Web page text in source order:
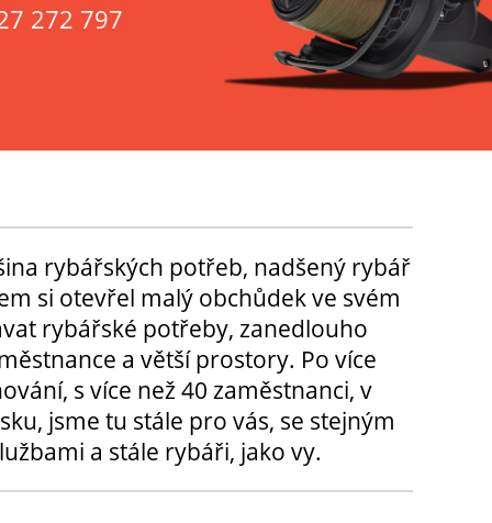
272 797
rybářských potřeb, nadšený rybář
si otevřel malý obchůdek ve svém
rybářské potřeby, zanedlouho
a větší prostory. Po více
s více než 40 zaměstnanci, v
jsme tu stále pro vás, se stejným
a stále rybáři, jako vy.